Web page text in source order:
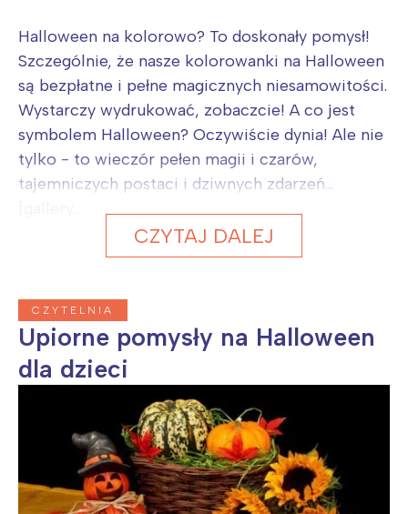
Halloween na kolorowo? To doskonały pomysł!
Szczególnie, że nasze kolorowanki na Halloween
są bezpłatne i pełne magicznych niesamowitości.
Wystarczy wydrukować, zobaczcie! A co jest
symbolem Halloween? Oczywiście dynia! Ale nie
tylko - to wieczór pełen magii i czarów,
tajemniczych postaci i dziwnych zdarzeń...
CZYTAJ DALEJ
CZYTELNIA
Upiorne pomysły na Halloween
dla dzieci